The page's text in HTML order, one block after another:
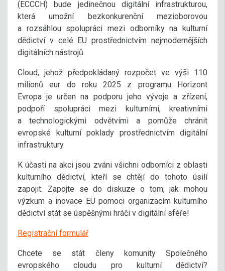
(ECCCH) bude jedinečnou digitální infrastrukturou,
která umožní bezkonkurenční mezioborovou
a rozsáhlou spolupráci mezi odborníky na kulturní
dědictví v celé EU prostřednictvím nejmodernějších
digitálních nástrojů.
Cloud, jehož předpokládaný rozpočet ve výši 110
milionů eur do roku 2025 z programu Horizont
Evropa je určen na podporu jeho vývoje a zřízení,
podpoří spolupráci mezi kulturními, kreativními
a technologickými odvětvími a pomůže chránit
evropské kulturní poklady prostřednictvím digitální
infrastruktury.
K účasti na akci jsou zváni všichni odborníci z oblasti
kulturního dědictví, kteří se chtějí do tohoto úsilí
zapojit. Zapojte se do diskuze o tom, jak mohou
výzkum a inovace EU pomoci organizacím kulturního
dědictví stát se úspěšnými hráči v digitální sféře!
Registrační formulář
Chcete se stát členy komunity Společného
evropského cloudu pro kulturní dědictví?